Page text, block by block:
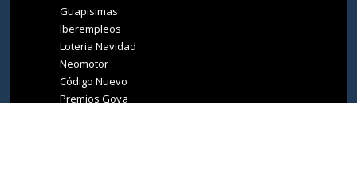
Guapisimas
Iberempleos
Loteria Navidad
Neomotor
Código Nuevo
Premios Goya